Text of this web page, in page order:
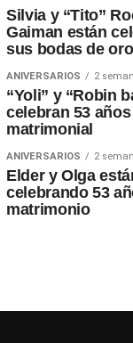
Silvia y “Tito”
Gaiman están
sus bodas de oro
ANIVERSARIOS 2
“Yoli” y “Robin
celebran 53
matrimonial
ANIVERSARIOS 2
Elder y Olga
celebrando 53
matrimonio